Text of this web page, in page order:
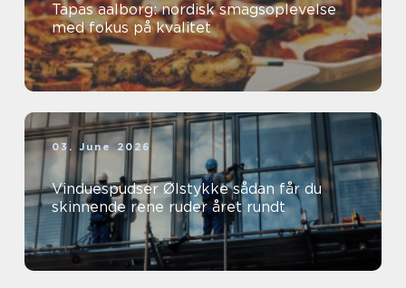
Tapas aalborg: nordisk smagsoplevelse
med fokus på kvalitet
03. June 2026
Vinduespudser Ølstykke sådan får du
skinnende rene ruder året rundt